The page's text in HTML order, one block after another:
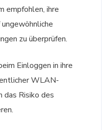
empfohlen, ihre
zu überprüfen.
Einloggen in ihre
WLAN-
das Risiko des